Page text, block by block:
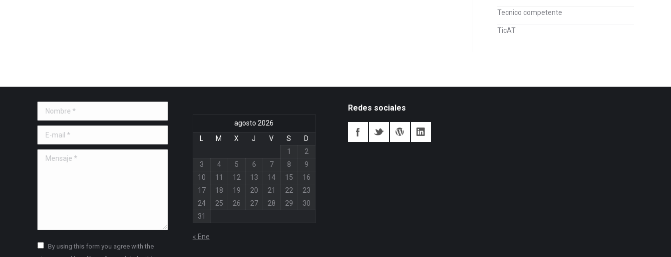
Tecnico competente
TicAT
Nombre *
E-mail *
Mensaje *
By using this form you agree with the
agosto 2026
L
M X J V S
D
1
2
3
4 5 6 7 8
9
10
11 12 13 14 15
16
17
18 19 20 21 22
23
24
25 26 27 28 29
30
31
« Ene
Redes sociales